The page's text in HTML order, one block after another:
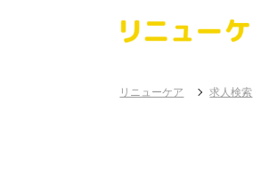
リニューケア 求人検索